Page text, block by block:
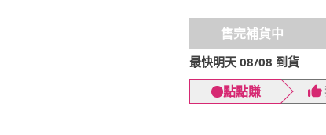
售完補貨中
最快明天 08/08 到貨
點點賺